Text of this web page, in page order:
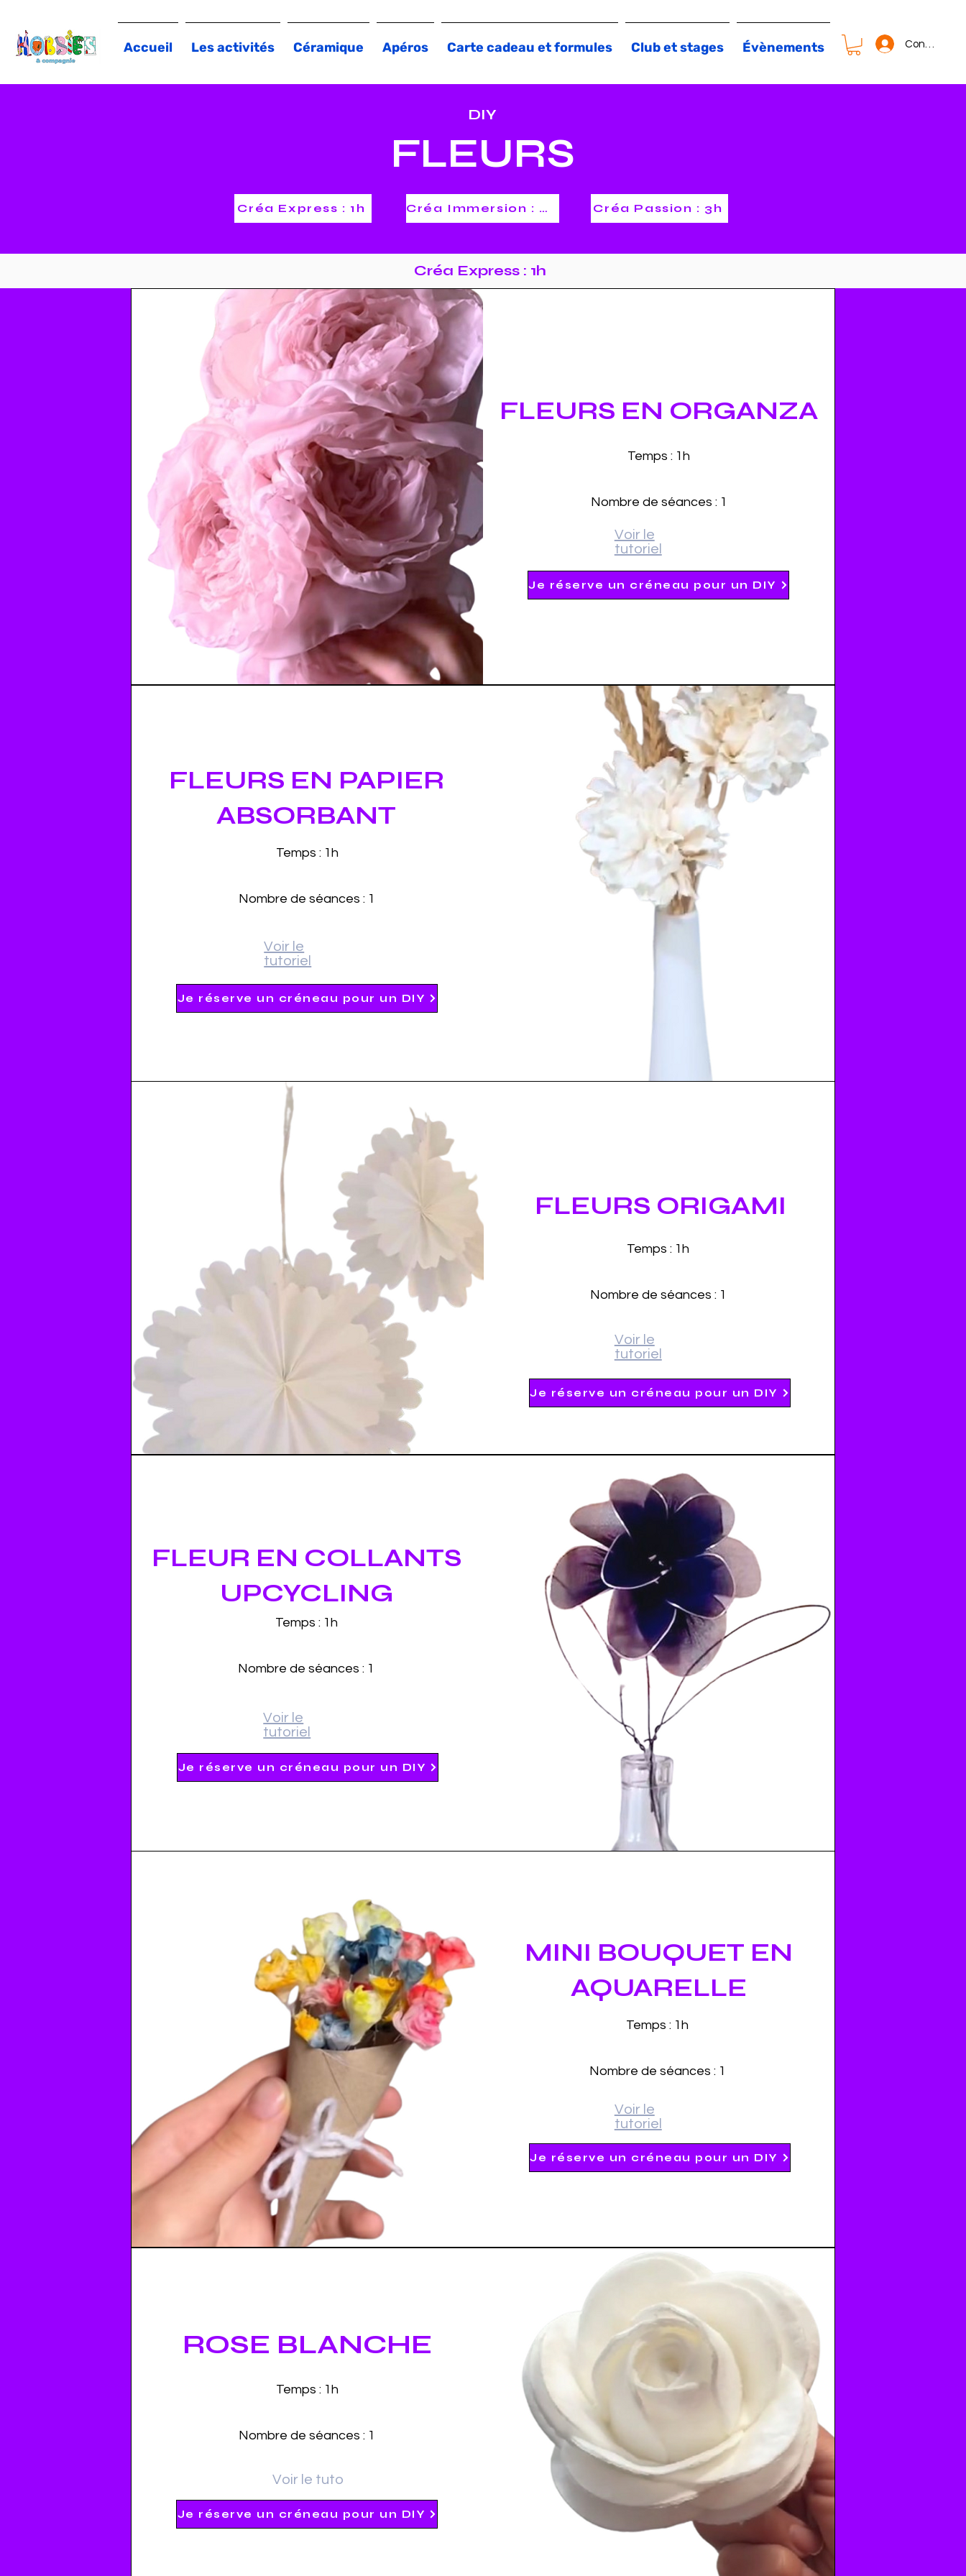
Accueil Les activités Céramique Apéros Carte cadeau et formules Club et stages Évènements Connexion
DIY
FLEURS
Créa Express : 1h Créa Immersion : 2h Créa Passion : 3h
Créa Express : 1h
FLEURS EN ORGANZA
Temps : 1h
Nombre de séances : 1
Voir le
tutoriel
Je réserve un créneau pour un DIY
FLEURS EN PAPIER
ABSORBANT
Temps : 1h
Nombre de séances : 1
Voir le
tutoriel
Je réserve un créneau pour un DIY
FLEURS ORIGAMI
Temps : 1h
Nombre de séances : 1
Voir le
tutoriel
Je réserve un créneau pour un DIY
FLEUR EN COLLANTS
UPCYCLING
Temps : 1h
Nombre de séances : 1
Voir le
tutoriel
Je réserve un créneau pour un DIY
MINI BOUQUET EN
AQUARELLE
Temps : 1h
Nombre de séances : 1
Voir le
tutoriel
Je réserve un créneau pour un DIY
ROSE BLANCHE
Temps : 1h
Nombre de séances : 1
Voir le tuto
Je réserve un créneau pour un DIY